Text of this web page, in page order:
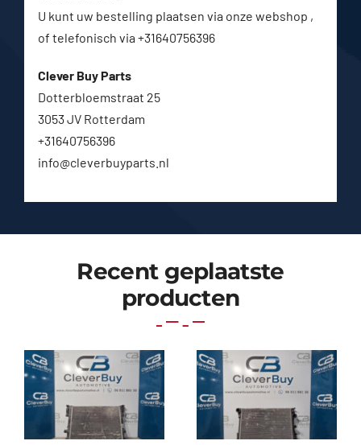
U kunt uw bestelling plaatsen via onze webshop ,
of telefonisch via +31640756396
Clever Buy Parts
Dotterbloemstraat 25
3053 JV Rotterdam
+31640756396
info@cleverbuyparts.nl
Recent geplaatste
producten